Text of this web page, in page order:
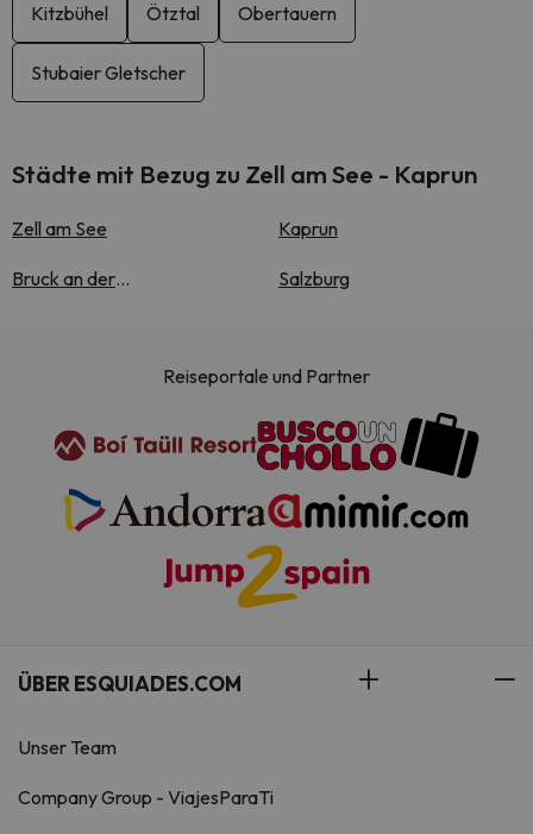
Kitzbühel Ötztal Obertauern
Stubaier Gletscher
Städte mit Bezug zu Zell am See - Kaprun
Zell am See Kaprun
Bruck an der
Salzburg
Reiseportale und Partner
ÜBER ESQUIADES.COM
Unser Team
Company Group - ViajesParaTi